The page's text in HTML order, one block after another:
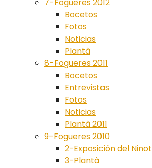
Bocetos
Fotos
Noticias
Plantà
8-Fogueres 2011
Bocetos
Entrevistas
Fotos
Noticias
Plantà 2011
9-Fogueres 2010
2-Exposición del Ninot
3-Plantà